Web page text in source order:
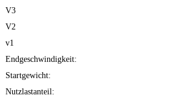
V3
V2
v1
Endgeschwindigkeit:
Startgewicht:
Nutzlastanteil: